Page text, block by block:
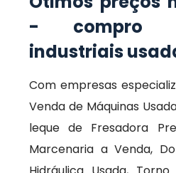
- compro
industriais
Com empresas
Venda de Máquinas
leque de Fresadora
Marcenaria a Venda,